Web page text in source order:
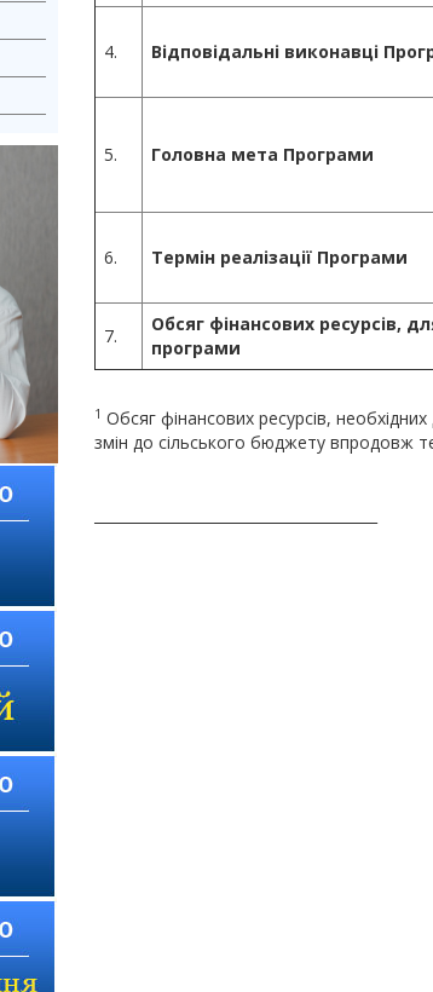
4. Відповідальні виконавці
5. Головна мета Програми
6. Термін реалізації Програми
7.
Обсяг фінансових ресурсів,
програми
1 Обсяг фінансових ресурсів,
змін до сільського бюджету впродовж